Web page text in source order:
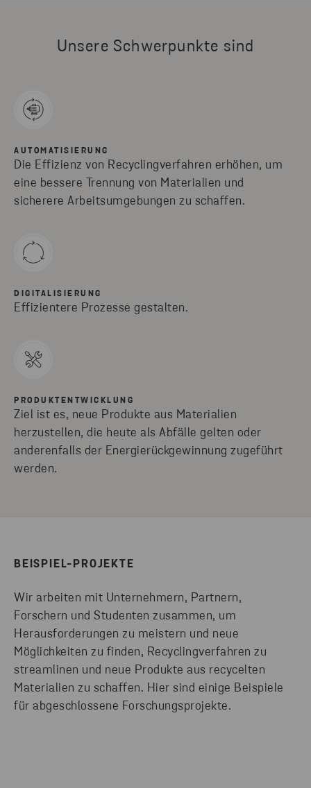
Unsere Schwerpunkte sind
AUTOMATISIERUNG
Die Effizienz von Recyclingverfahren erhöhen, um
eine bessere Trennung von Materialien und
sicherere Arbeitsumgebungen zu schaffen.
DIGITALISIERUNG
Effizientere Prozesse gestalten.
PRODUKTENTWICKLUNG
Ziel ist es, neue Produkte aus Materialien
herzustellen, die heute als Abfälle gelten oder
anderenfalls der Energierückgewinnung zugeführt
werden.
BEISPIEL-PROJEKTE
Wir arbeiten mit Unternehmern, Partnern,
Forschern und Studenten zusammen, um
Herausforderungen zu meistern und neue
Möglichkeiten zu finden, Recyclingverfahren zu
streamlinen und neue Produkte aus recycelten
Materialien zu schaffen. Hier sind einige Beispiele
für abgeschlossene Forschungsprojekte.